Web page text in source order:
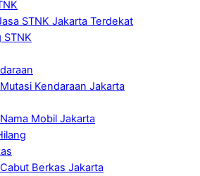
STNK Jakarta Terdekat
STNK
Kendaraan Jakarta
Mobil Jakarta
Berkas Jakarta